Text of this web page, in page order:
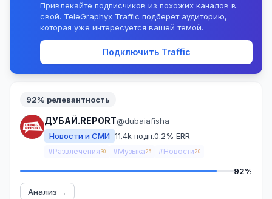
Привлекайте подписчиков из похожих каналов в
свой. TeleGraphyx Traffic подберёт аудиторию,
которая уже интересуется вашей темой.
Подключить Traffic
92% релевантность
ДУБАЙ.REPORT@dubaiafisha
Новости и СМИ 11.4k подп.0.2% ERR
#Развлечения 30 #Музыка 25 #Новости 20
92%
Анализ →